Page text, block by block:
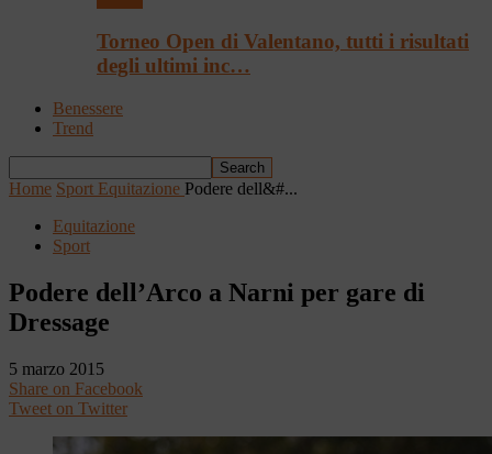
Torneo Open di Valentano, tutti i risultati
degli ultimi inc…
Benessere
Trend
Home Sport Equitazione Podere dell&#...
Equitazione
Sport
Podere dell’Arco a Narni per gare di
Dressage
5 marzo 2015
Share on Facebook
Tweet on Twitter